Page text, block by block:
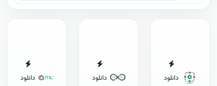
دانلود
دانلود
دانلود